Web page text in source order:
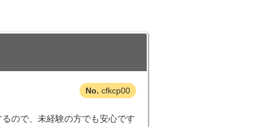
cfkcp00
ので、未経験の方でも安心です